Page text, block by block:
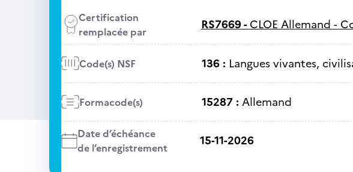
Certification
remplacée par
RS7669 -CLOE Allemand -
Code(s) NSF 136 : Langues vivantes,
Formacode(s) 15287 : Allemand
Date d’échéance
de l’enregistrement
15-11-2026